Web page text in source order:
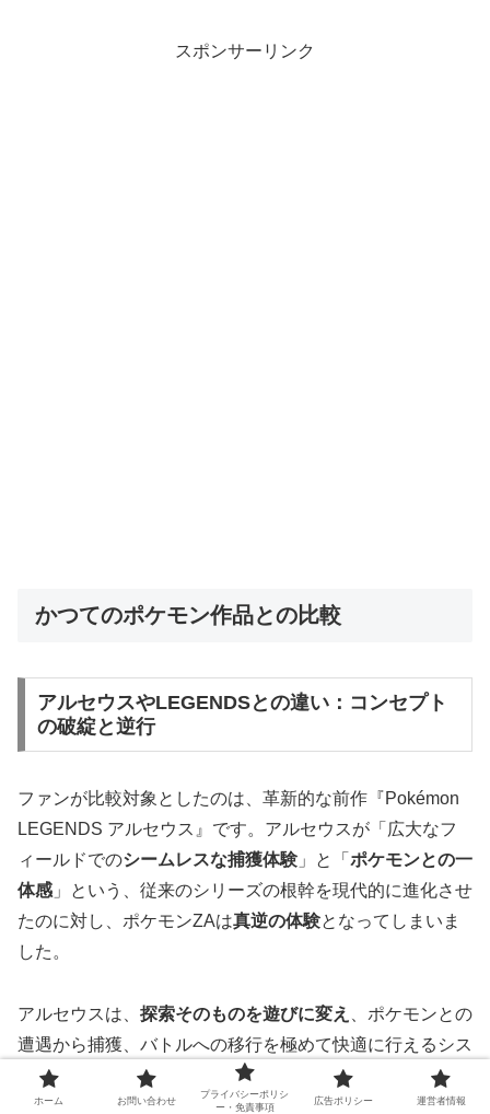
スポンサーリンク
かつてのポケモン作品との比較
アルセウスやLEGENDSとの違い：コンセプト
の破綻と逆行
ファンが比較対象としたのは、革新的な前作『Pokémon
LEGENDS アルセウス』です。アルセウスが「広大なフ
ィールドでのシームレスな捕獲体験 」と「 ポケモンとの一
体感 」という、従来のシリーズの根幹を現代的に進化させ
たのに対し、ポケモンZAは真逆の体験となってしまいま
した。
アルセウスは、 探索そのものを遊びに変え
、ポケモンとの
遭遇から捕獲、バトルへの移行を極めて快適に行えるシス
テムを構築しました。しかし、ポケモンZAでは、広大な
自然を舞台にしたアルセウスとは対照的に、「
狭い都市空
ホーム お問い合わせ
プライバシーポリシ
ー・免責事項
広告ポリシー 運営者情報